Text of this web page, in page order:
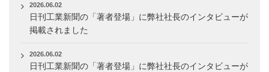
2026.06.02
日刊工業新聞の「著者登場」に弊社社長のインタビューが
掲載されました
2026.06.02
日刊工業新聞の「著者登場」に弊社社長のインタビューが